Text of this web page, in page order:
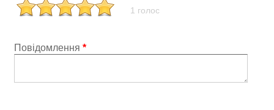
1 голос
Повідомлення *